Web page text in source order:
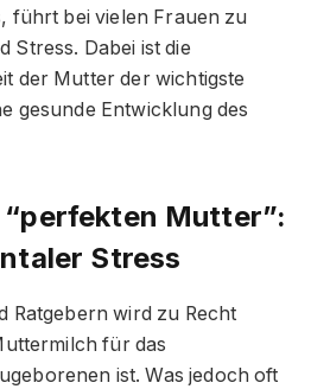
führt bei vielen Frauen zu
Stress. Dabei ist die
der Mutter der wichtigste
gesunde Entwicklung des
Mutter”:
Stress
Ratgebern wird zu Recht
für das
ist. Was jedoch oft